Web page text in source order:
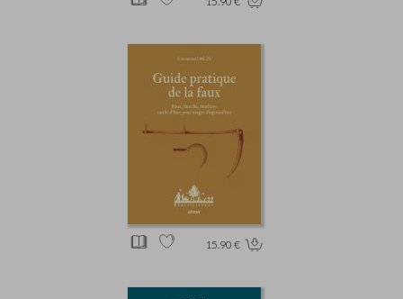
15.90 €